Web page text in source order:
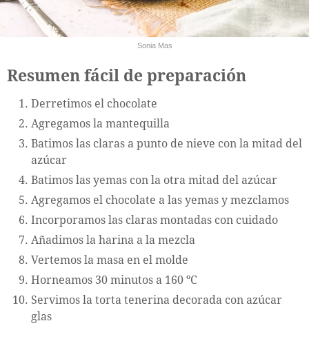
Sonia Mas
Resumen fácil de preparación
Derretimos el chocolate
Agregamos la mantequilla
Batimos las claras a punto de nieve con la mitad del
azúcar
Batimos las yemas con la otra mitad del azúcar
Agregamos el chocolate a las yemas y mezclamos
Incorporamos las claras montadas con cuidado
Añadimos la harina a la mezcla
Vertemos la masa en el molde
Horneamos 30 minutos a 160 ºC
Servimos la torta tenerina decorada con azúcar
glas